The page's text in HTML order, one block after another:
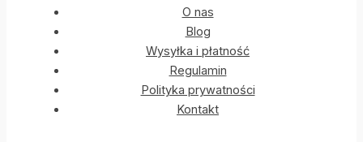
O nas
Blog
Wysyłka i płatność
Regulamin
Polityka prywatności
Kontakt